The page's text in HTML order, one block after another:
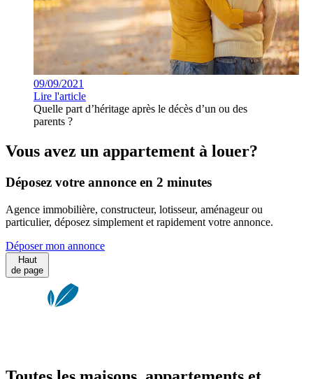
09/09/2021
Lire l'article
Quelle part d’héritage après le décès d’un ou des
parents ?
Vous avez un appartement à louer?
Déposez votre annonce en 2 minutes
Agence immobilière, constructeur, lotisseur, aménageur ou
particulier, déposez simplement et rapidement votre annonce.
Déposer mon annonce
Haut
de page